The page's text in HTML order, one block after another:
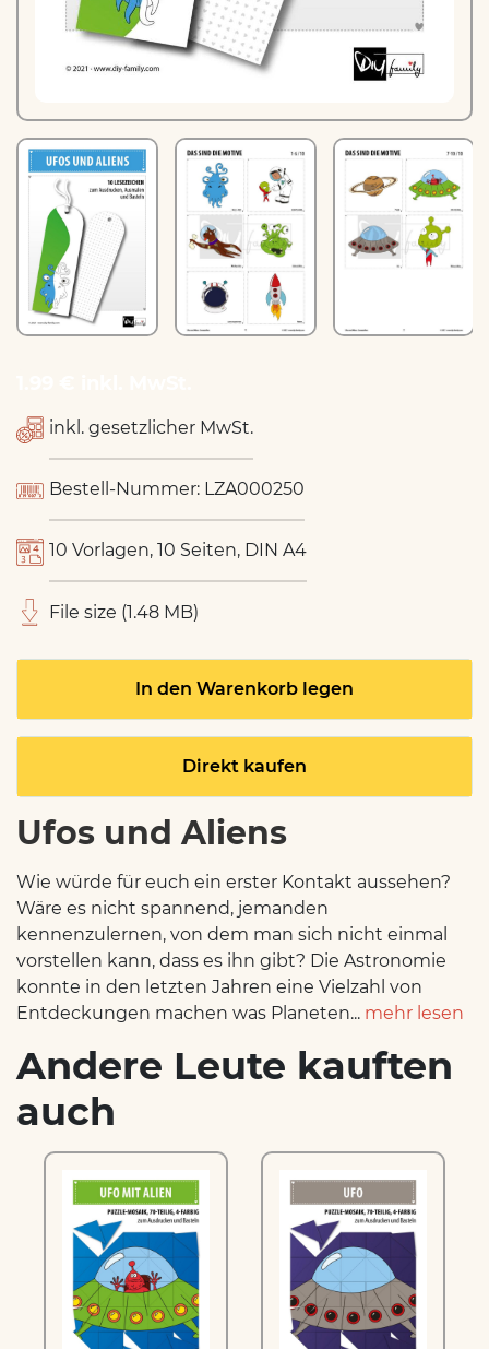
inkl. gesetzlicher MwSt.
Bestell-Nummer: LZA000250
10 Vorlagen, 10 Seiten, DIN A4
File size (1.48 MB)
In den Warenkorb legen
Direkt kaufen
Ufos und Aliens
Wie würde für euch ein erster Kontakt aussehen?
Wäre es nicht spannend, jemanden
kennenzulernen, von dem man sich nicht einmal
vorstellen kann, dass es ihn gibt? Die Astronomie
konnte in den letzten Jahren eine Vielzahl von
Entdeckungen machen was Planeten... mehr lesen
Andere Leute kauften
auch